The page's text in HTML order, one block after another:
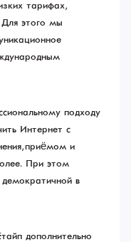
тарифах,
Для этого мы
подходу
Интернет с
приёмом и
При этом
демократичной в
дополнительно